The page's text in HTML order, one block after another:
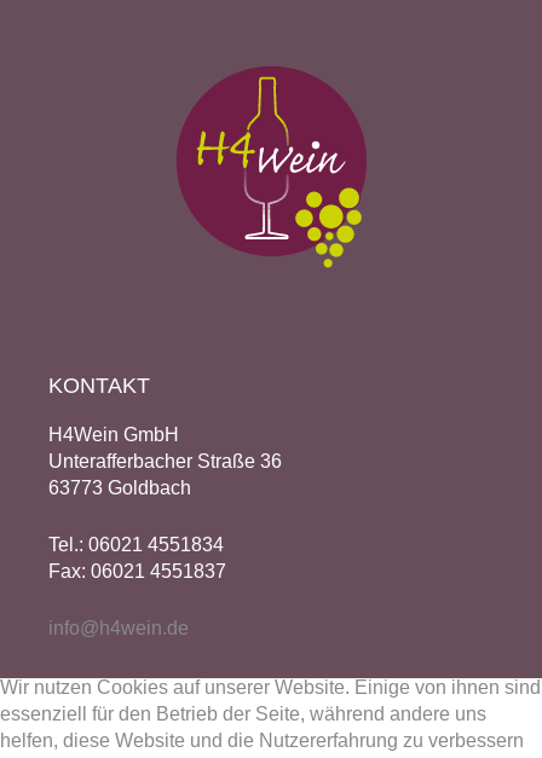
KONTAKT
H4Wein GmbH
Unterafferbacher Straße 36
63773 Goldbach
Tel.: 06021 4551834
Fax: 06021 4551837
info@h4wein.de
Wir nutzen Cookies auf unserer Website. Einige von ihnen sind
essenziell für den Betrieb der Seite, während andere uns
helfen, diese Website und die Nutzererfahrung zu verbessern